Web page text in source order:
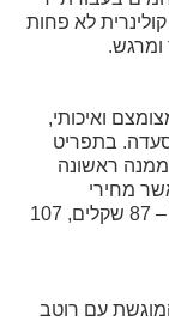
לא פחות
ואיכותי,
בתפריט
ראשונה
מחירי
העסקיות עומדים על שלוש רמות מחיר שונות – 87 שקלים, 107
עם רוטב